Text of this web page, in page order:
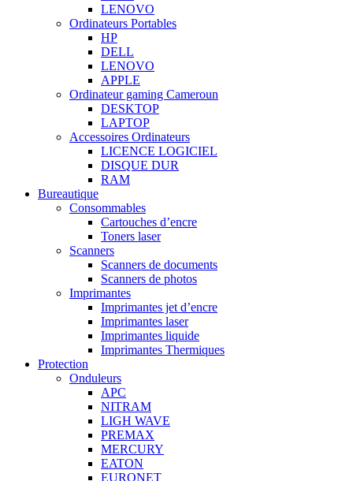
LENOVO
Ordinateurs Portables
HP
DELL
LENOVO
APPLE
Ordinateur gaming Cameroun
DESKTOP
LAPTOP
Accessoires Ordinateurs
LICENCE LOGICIEL
DISQUE DUR
RAM
Bureautique
Consommables
Cartouches d’encre
Toners laser
Scanners
Scanners de documents
Scanners de photos
Imprimantes
Imprimantes jet d’encre
Imprimantes laser
Imprimantes liquide
Imprimantes Thermiques
Protection
Onduleurs
APC
NITRAM
LIGH WAVE
PREMAX
MERCURY
EATON
EURONET